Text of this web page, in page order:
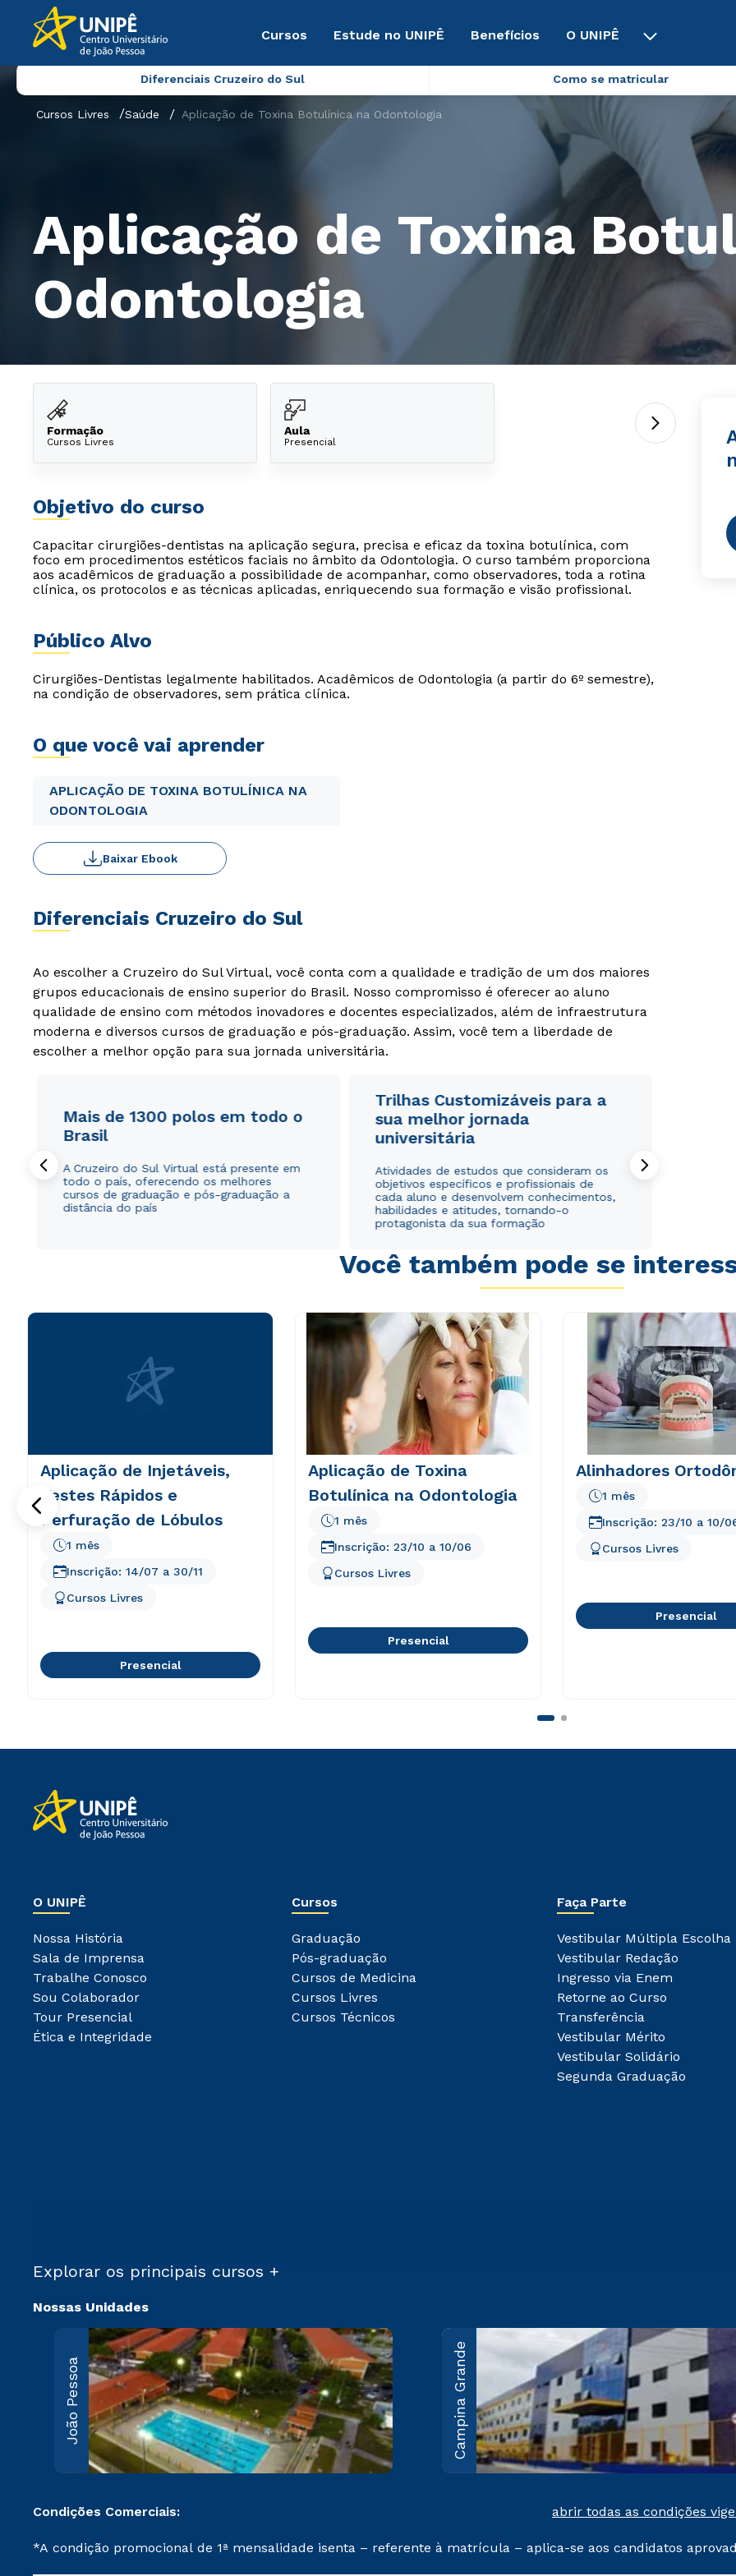
Cursos Estude no UNIPÊ Benefícios O UNIPÊ
Diferenciais Cruzeiro do Sul Como se matricular
Cursos Livres Saúde Aplicação de Toxina Botulínica na Odontologia
Aplicação de Toxina
Odontologia
Formação
Cursos Livres
Aula
Presencial
Objetivo do curso
Capacitar cirurgiões-dentistas na aplicação segura, precisa e eficaz da toxina botulínica, com
foco em procedimentos estéticos faciais no âmbito da Odontologia. O curso também proporciona
aos acadêmicos de graduação a possibilidade de acompanhar, como observadores, toda a rotina
clínica, os protocolos e as técnicas aplicadas, enriquecendo sua formação e visão profissional.
Público Alvo
Cirurgiões-Dentistas legalmente habilitados. Acadêmicos de Odontologia (a partir do 6º semestre),
na condição de observadores, sem prática clínica.
O que você vai aprender
APLICAÇÃO DE TOXINA BOTULÍNICA NA
ODONTOLOGIA
Baixar Ebook
Diferenciais Cruzeiro do Sul
Ao escolher a Cruzeiro do Sul Virtual, você conta com a qualidade e tradição de um dos maiores
grupos educacionais de ensino superior do Brasil. Nosso compromisso é oferecer ao aluno
qualidade de ensino com métodos inovadores e docentes especializados, além de infraestrutura
moderna e diversos cursos de graduação e pós-graduação. Assim, você tem a liberdade de
escolher a melhor opção para sua jornada universitária.
Mais de 1300 polos em todo o
Brasil
A Cruzeiro do Sul Virtual está presente em
todo o país, oferecendo os melhores
cursos de graduação e pós-graduação a
distância do país
Trilhas Customizáveis para a
sua melhor jornada
universitária
Atividades de estudos que consideram os
objetivos específicos e profissionais de
cada aluno e desenvolvem conhecimentos,
habilidades e atitudes, tornando-o
protagonista da sua formação
Você também pode se
Aplicação de Injetáveis,
Testes Rápidos e
Perfuração de Lóbulos
1 mês
Cursos Livres
Inscrição: 14/07 a 30/11
Presencial
Aplicação de Toxina
Botulínica na Odontologia
1 mês
Cursos Livres
Inscrição: 23/10 a 10/06
Presencial
Alinhadores
1 mês
Cursos Livres
Inscrição: 23/10 a 10/
Presencial
O UNIPÊ
Nossa História
Sala de Imprensa
Trabalhe Conosco
Sou Colaborador
Tour Presencial
Ética e Integridade
Cursos
Graduação
Pós-graduação
Cursos de Medicina
Cursos Livres
Cursos Técnicos
Faça Parte
Vestibular Múltipla Escolha
Vestibular Redação
Ingresso via Enem
Retorne ao Curso
Transferência
Vestibular Mérito
Vestibular Solidário
Segunda Graduação
Explorar os principais cursos +
Nossas Unidades
João Pessoa
João Pessoa
Rodovia BR-230, KM 22 Água
Fria - João Pessoa/PB CEP
58053-000
Saiba mais
Campina Grande
Condições Comerciais: abrir todas as condições
*A condição promocional de 1ª mensalidade isenta – referente à matrícula – aplica-se aos candidatos
ou
Estou de acordo com a Política de Privacidade.
e
autorizo que meus dados sejam utilizados para o
envio de conteúdos do Unipê.
ou
Estou de acordo com a Política de Privacidade.
e
autorizo que meus dados sejam utilizados para o
envio de conteúdos da Cruzeiro do Sul.